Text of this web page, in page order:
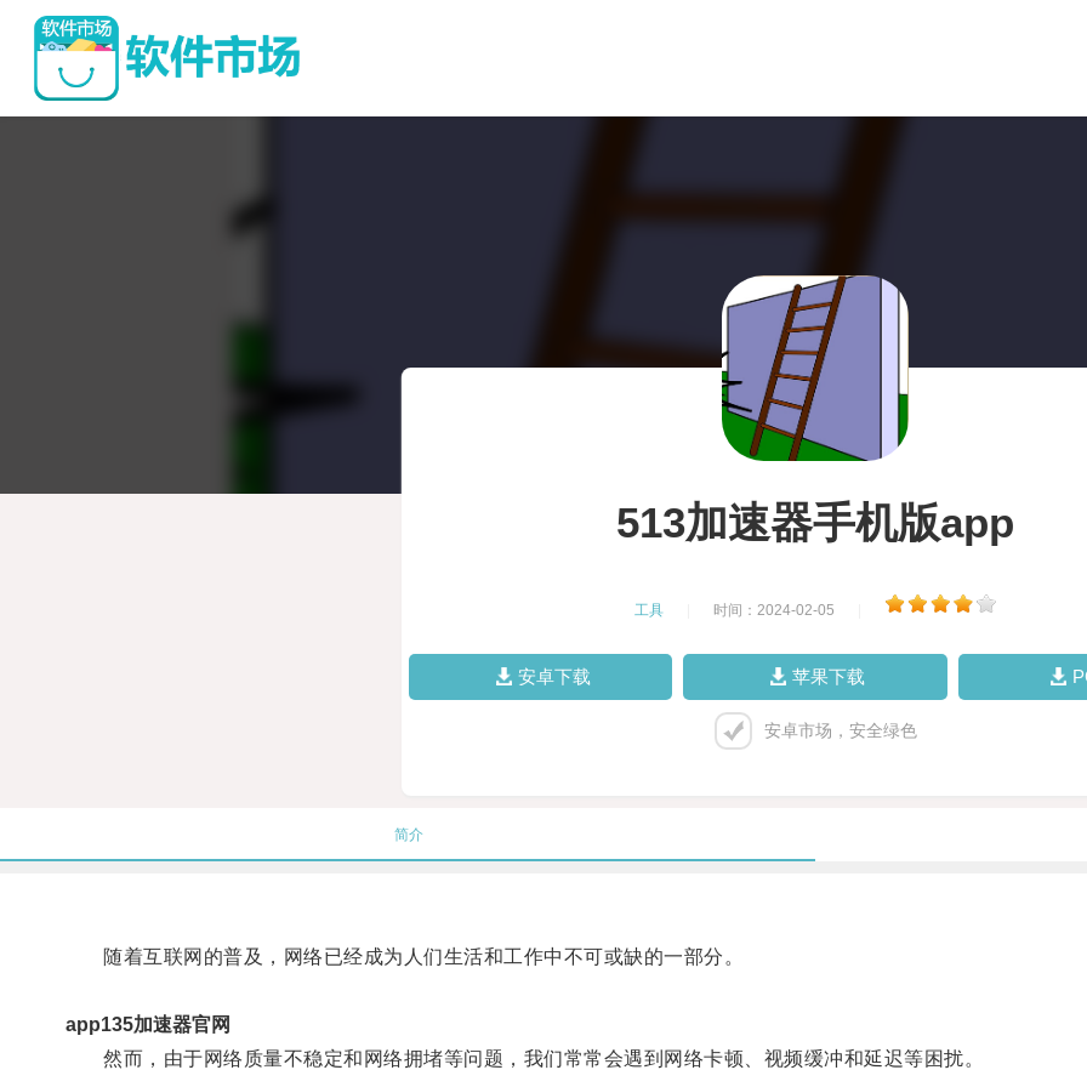
513加速器手机版app
工具 时间：2024-02-05
安卓下载 苹果下载
安卓市场，安全绿色
简介
随着互联网的普及，网络已经成为人们生活和工作中不可或缺的一部分。
app135加速器官网
然而，由于网络质量不稳定和网络拥堵等问题，我们常常会遇到网络卡顿、视频缓冲和延迟等困扰。